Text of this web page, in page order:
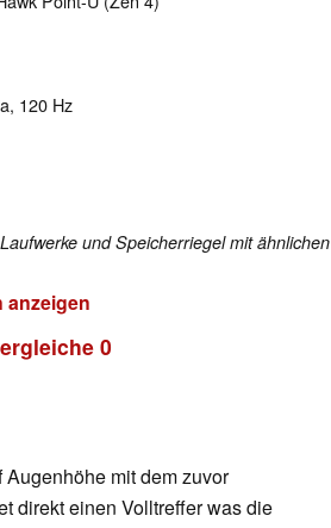
120 Hz
und Speicherriegel mit ähnlichen
anzeigen
0
mit dem zuvor
direkt einen Volltreffer was die